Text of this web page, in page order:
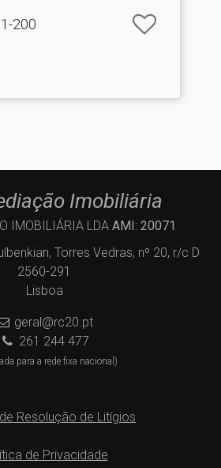
200
Imobiliária
IMOBILIÁRIA LDA AMI: 20071
Torres Vedras, nº 20, r/c D
2560-291
Lisboa
geral@rc20.pt
261 244 477
para a rede fixa nacional)
Resolução de Litígios
de Privacidade